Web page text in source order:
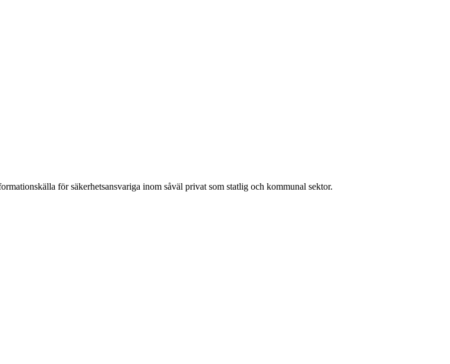
för säkerhets­ansvariga inom såväl privat som statlig och kommunal sektor.